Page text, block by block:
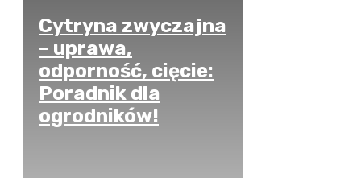
Cytryna zwyczajna
– uprawa,
odporność, cięcie:
Poradnik dla
ogrodników!